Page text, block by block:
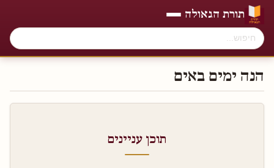
תורת הגאולה
הנה ימים באים
תוכן עניינים